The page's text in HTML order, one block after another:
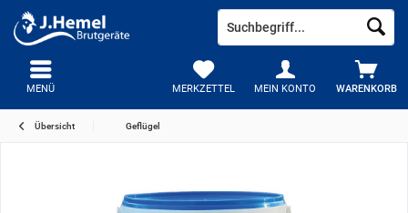
WARENKORB
MERKZETTEL MEIN KONTO
MENÜ
Übersicht Geflügel